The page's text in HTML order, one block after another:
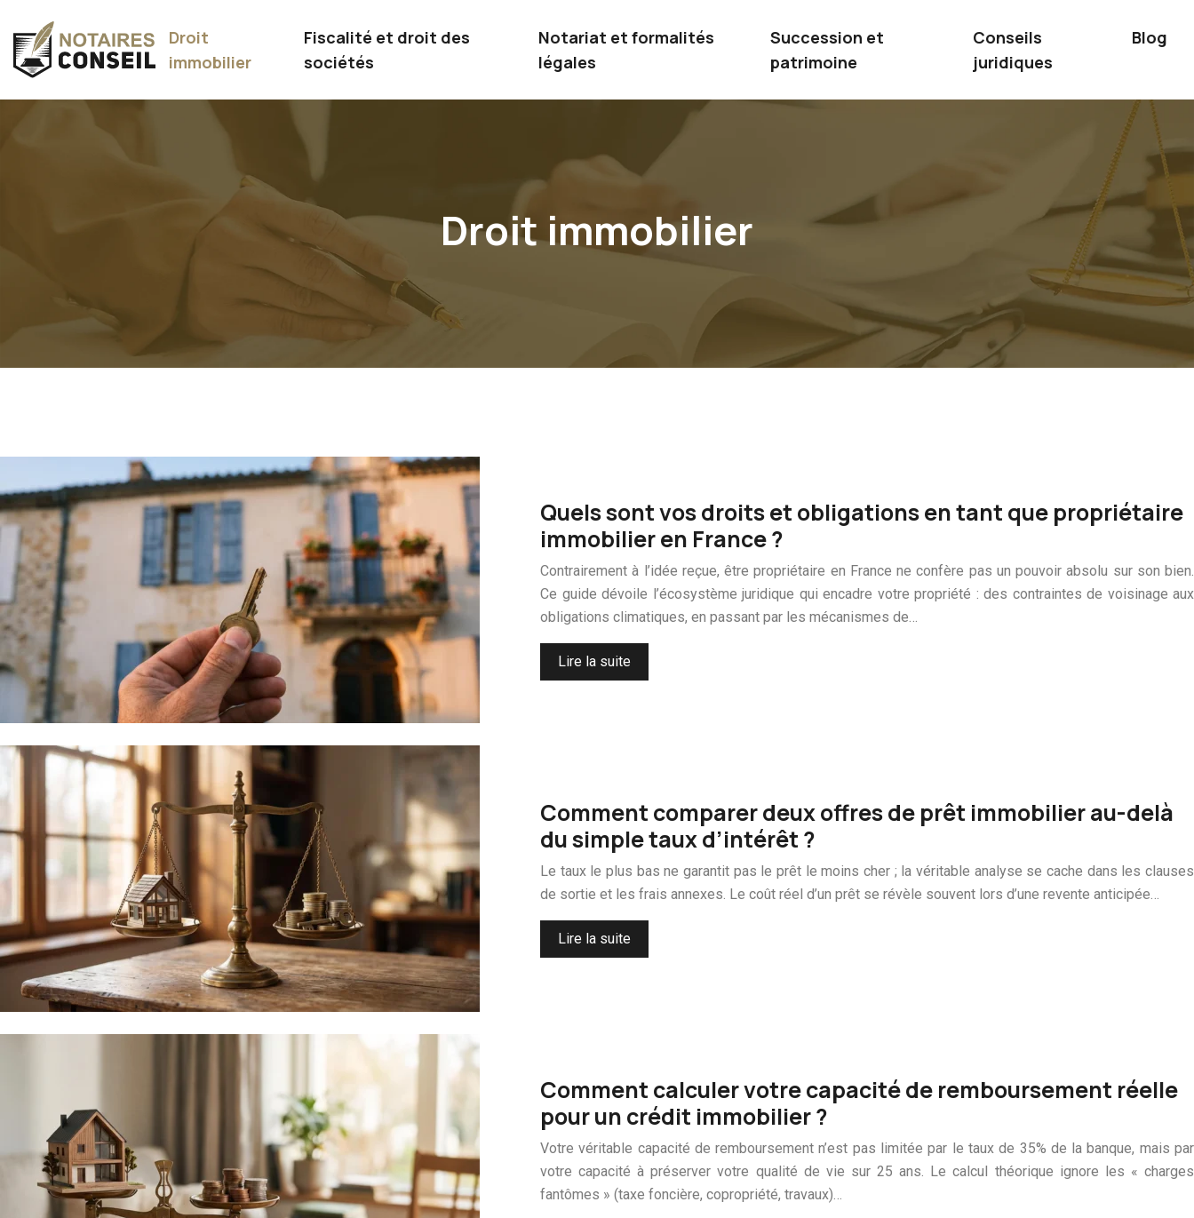
Droit
immobilier
Fiscalité et droit des
sociétés
Notariat et formalités
légales
Succession et
patrimoine
Conseils
juridiques
Blog
Droit immobilier
Quels sont vos droits et obligations en tant que propriétaire
immobilier en France ?
Contrairement à l’idée reçue, être propriétaire en France ne confère pas un pouvoir absolu sur son bien.
Ce guide dévoile l’écosystème juridique qui encadre votre propriété : des contraintes de voisinage aux
obligations climatiques, en passant par les mécanismes de…
Lire la suite
Comment comparer deux offres de prêt immobilier au-delà
du simple taux d’intérêt ?
Le taux le plus bas ne garantit pas le prêt le moins cher ; la véritable analyse se cache dans les clauses
de sortie et les frais annexes. Le coût réel d’un prêt se révèle souvent lors d’une revente anticipée…
Lire la suite
Comment calculer votre capacité de remboursement réelle
pour un crédit immobilier ?
Votre véritable capacité de remboursement n’est pas limitée par le taux de 35% de la banque, mais par
votre capacité à préserver votre qualité de vie sur 25 ans. Le calcul théorique ignore les « charges
fantômes » (taxe foncière, copropriété, travaux)…